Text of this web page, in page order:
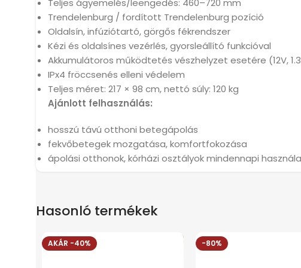
Teljes ágyemelés/leengedés: 460–720 mm
Trendelenburg / fordított Trendelenburg pozíció
Oldalsín, infúziótartó, görgős fékrendszer
Kézi és oldalsínes vezérlés, gyorsleállító funkcióval
Akkumulátoros működtetés vészhelyzet esetére (12V,
IPx4 fröccsenés elleni védelem
Teljes méret: 217 × 98 cm, nettó súly: 120 kg
Ajánlott felhasználás:
hosszú távú otthoni betegápolás
fekvőbetegek mozgatása, komfortfokozása
ápolási otthonok, kórházi osztályok mindennapi
Hasonló termékek
AKÁR -40% -80%